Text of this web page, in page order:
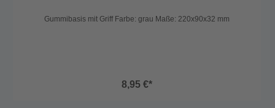
Gummibasis mit Griff Farbe: grau Maße: 220x90x32 mm
8,95 €*